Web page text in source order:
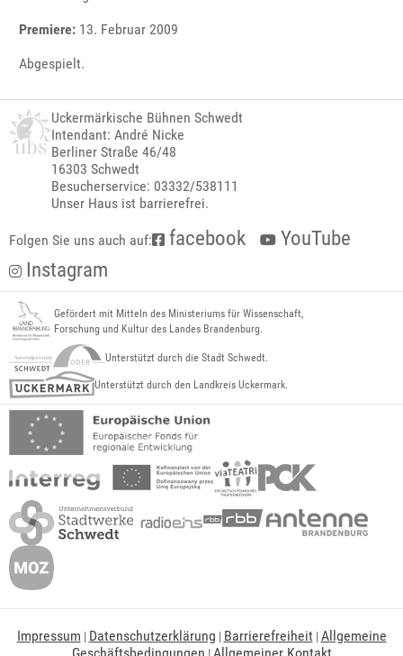
Premiere: 13. Februar 2009
Abgespielt.
Uckermärkische Bühnen Schwedt
Intendant: André Nicke
Berliner Straße 46/48
16303 Schwedt
Besucherservice: 03332/538111
Unser Haus ist barrierefrei.
Folgen Sie uns auch auf: facebook
YouTube
Instagram
Gefördert mit Mitteln des Ministeriums für Wissenschaft,
Forschung und Kultur des Landes Brandenburg.
Unterstützt durch die Stadt Schwedt.
Unterstützt durch den Landkreis Uckermark.
Impressum | Datenschutzerklärung | Barrierefreiheit|Allgemeine